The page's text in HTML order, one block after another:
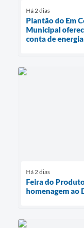
Há 2 dias
Plantão do Em
Municipal
conta de energia
Há 2 dias
Feira do
homenagem ao